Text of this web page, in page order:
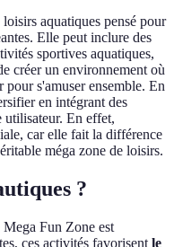
loisirs aquatiques pensé pour
Elle peut inclure des
sportives aquatiques,
créer un environnement où
pour s'amuser ensemble. En
en intégrant des
En effet,
car elle fait la différence
méga zone de loisirs.
?
Fun Zone est
ces activités favorisent le